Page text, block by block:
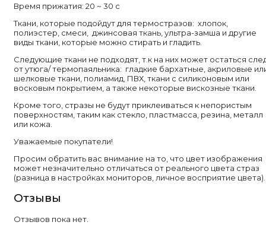
Время прижатия: 20 ~ 30 с
Ткани, которые подойдут для термостразов: хлопок,
полиэстер, смеси, джинсовая ткань, ультра-замша и другие
виды ткани, которые можно стирать и гладить.
Следующие ткани не подходят, т.к на них может остаться
от утюга/ термопаяльника: гладкие бархатные, акриловые
шелковые ткани, полиамид, ПВХ, ткани с силиконовым или
восковым покрытием, а также некоторые вискозные ткани.
Кроме того, стразы не будут приклеиваться к непористым
поверхностям, таким как стекло, пластмасса, резина, металл
или кожа.
Уважаемые покупатели!
Просим обратить вас внимание на то, что цвет изображения
может незначительно отличаться от реального цвета страз
(разница в настройках мониторов, личное восприятие цвета).
Отзывы
Отзывов пока нет.